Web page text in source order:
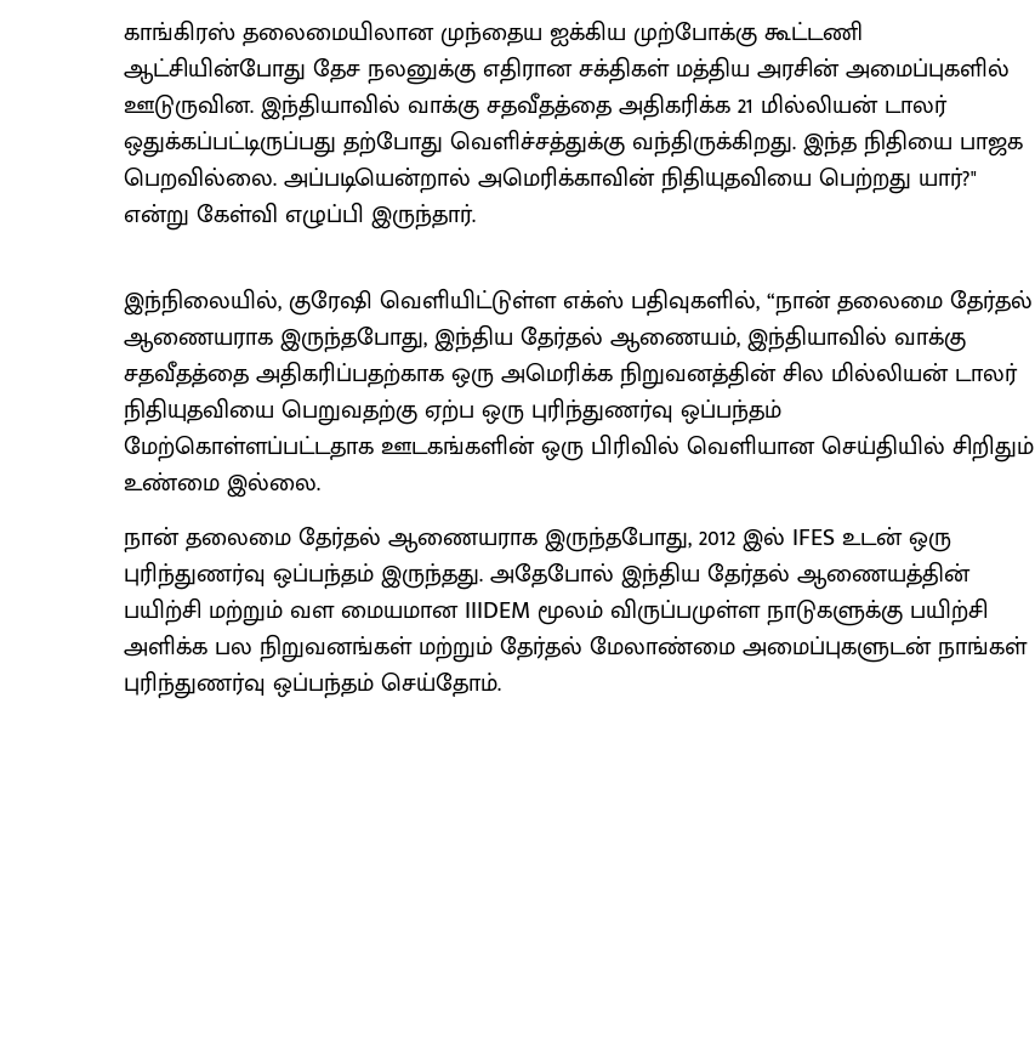
காங்கிரஸ் தலைமையிலான முந்தைய ஐக்கிய முற்போக்கு கூட்டணி
ஆட்சியின்போது தேச நலனுக்கு எதிரான சக்திகள் மத்திய அரசின் அமைப்புகளில்
ஊடுருவின. இந்தியாவில் வாக்கு சதவீதத்தை அதிகரிக்க 21 மில்லியன் டாலர்
ஒதுக்கப்பட்டிருப்பது தற்போது வெளிச்சத்துக்கு வந்திருக்கிறது. இந்த நிதியை பாஜக
பெறவில்லை. அப்படியென்றால் அமெரிக்காவின் நிதியுதவியை பெற்றது யார்?"
என்று கேள்வி எழுப்பி இருந்தார்.
இந்நிலையில், குரேஷி வெளியிட்டுள்ள எக்ஸ் பதிவுகளில், “நான் தலைமை தேர்தல்
ஆணையராக இருந்தபோது, ​​இந்திய தேர்தல் ஆணையம், இந்தியாவில் வாக்கு
சதவீதத்தை அதிகரிப்பதற்காக ஒரு அமெரிக்க நிறுவனத்தின் சில மில்லியன் டாலர்
நிதியுதவியை பெறுவதற்கு ஏற்ப ஒரு புரிந்துணர்வு ஒப்பந்தம்
மேற்கொள்ளப்பட்டதாக ஊடகங்களின் ஒரு பிரிவில் வெளியான செய்தியில் சிறிதும்
உண்மை இல்லை.
நான் தலைமை தேர்தல் ஆணையராக இருந்தபோது, ​​2012 இல் IFES உடன் ஒரு
புரிந்துணர்வு ஒப்பந்தம் இருந்தது. அதேபோல் இந்திய தேர்தல் ஆணையத்தின்
பயிற்சி மற்றும் வள மையமான IIIDEM மூலம் விருப்பமுள்ள நாடுகளுக்கு பயிற்சி
அளிக்க பல நிறுவனங்கள் மற்றும் தேர்தல் மேலாண்மை அமைப்புகளுடன் நாங்கள்
புரிந்துணர்வு ஒப்பந்தம் செய்தோம்.